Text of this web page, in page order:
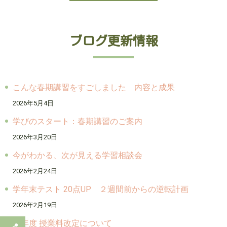
ブログ更新情報
こんな春期講習をすごしました 内容と成果
2026年5月4日
学びのスタート：春期講習のご案内
2026年3月20日
今がわかる、次が見える学習相談会
2026年2月24日
学年末テスト 20点UP ２週間前からの逆転計画
2026年2月19日
新年度 授業料改定について